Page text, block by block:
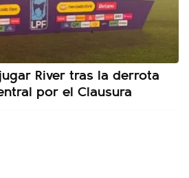
River tras la derrota
por el Clausura